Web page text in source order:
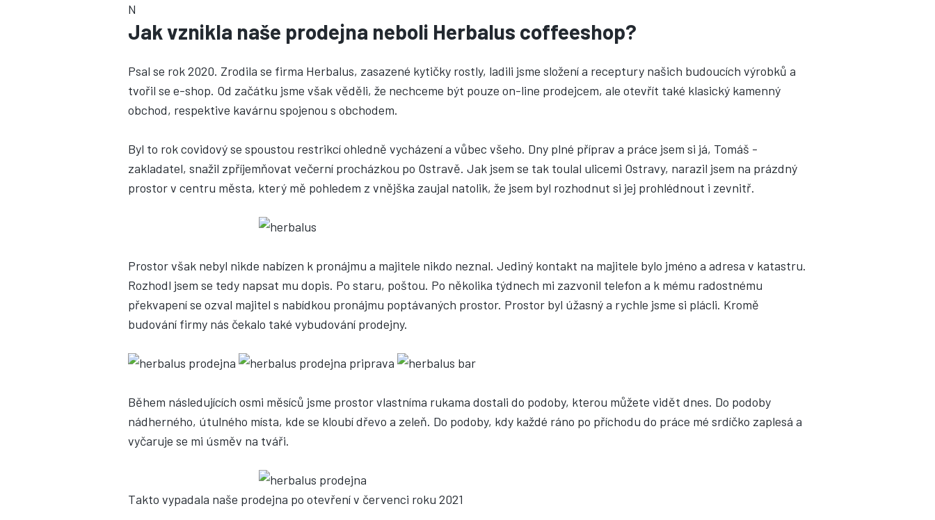
N
Jak vznikla naše prodejna neboli Herbalus coffeeshop?
Psal se rok 2020. Zrodila se firma Herbalus, zasazené kytičky rostly, ladili jsme složení a receptury našich budoucích výrobků a
tvořil se e-shop. Od začátku jsme však věděli, že nechceme být pouze on-line prodejcem, ale otevřít také klasický kamenný
obchod, respektive kavárnu spojenou s obchodem.
Byl to rok covidový se spoustou restrikcí ohledně vycházení a vůbec všeho. Dny plné příprav a práce jsem si já, Tomáš -
zakladatel, snažil zpříjemňovat večerní procházkou po Ostravě. Jak jsem se tak toulal ulicemi Ostravy, narazil jsem na prázdný
prostor v centru města, který mě pohledem z vnějška zaujal natolik, že jsem byl rozhodnut si jej prohlédnout i zevnitř.
Prostor však nebyl nikde nabízen k pronájmu a majitele nikdo neznal. Jediný kontakt na majitele bylo jméno a adresa v katastru.
Rozhodl jsem se tedy napsat mu dopis. Po staru, poštou. Po několika týdnech mi zazvonil telefon a k mému radostnému
překvapení se ozval majitel s nabídkou pronájmu poptávaných prostor. Prostor byl úžasný a rychle jsme si plácli. Kromě
budování firmy nás čekalo také vybudování prodejny.
Během následujících osmi měsíců jsme prostor vlastníma rukama dostali do podoby, kterou můžete vidět dnes. Do podoby
nádherného, útulného místa, kde se kloubí dřevo a zeleň. Do podoby, kdy každé ráno po příchodu do práce mé srdíčko zaplesá a
vyčaruje se mi úsměv na tváři.
Takto vypadala naše prodejna po otevření v červenci roku 2021